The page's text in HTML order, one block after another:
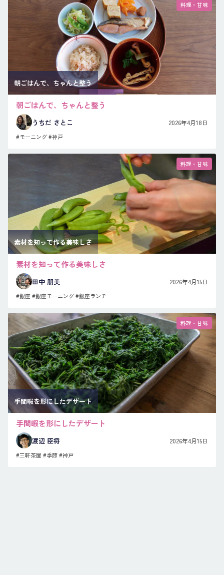
料理・甘味
朝ごはんで、ちゃんと整う
朝ごはんで、ちゃんと整う
うちだ さとこ 2026年4月18日
#モーニング#神戸
料理・甘味
素材を知って作る美味しさ
素材を知って作る美味しさ
田中 朋美 2026年4月15日
#銀座 #銀座モーニング#銀座ランチ
料理・甘味
手間暇を形にしたデザート
手間暇を形にしたデザート
渡辺 臣将 2026年4月15日
#三軒茶屋 #季節#神戸